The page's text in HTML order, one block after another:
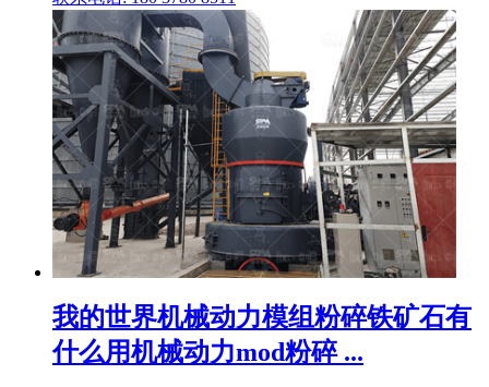
我的世界机械动力模组粉碎铁矿石有
什么用机械动力mod粉碎 ...